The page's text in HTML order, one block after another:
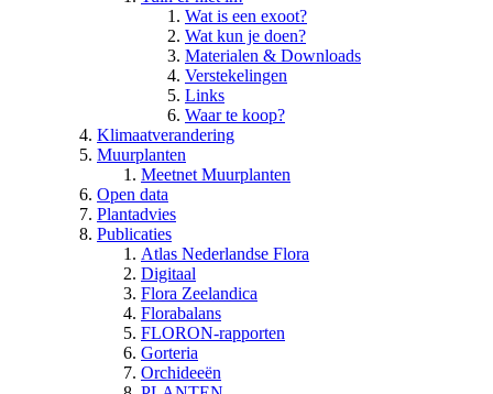
Wat is een exoot?
Wat kun je doen?
Materialen & Downloads
Verstekelingen
Links
Waar te koop?
Klimaatverandering
Muurplanten
Meetnet Muurplanten
Open data
Plantadvies
Publicaties
Atlas Nederlandse Flora
Digitaal
Flora Zeelandica
Florabalans
FLORON-rapporten
Gorteria
Orchideeën